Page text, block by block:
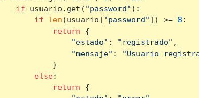
if usuario.get( "password" ):
if
len (usuario[ "password" ]) >= 8 :
return {
"estado" : "registrado" ,
"mensaje" : "Usuario
}
else:
return {